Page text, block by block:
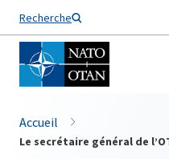
Recherche
Nom de famille*
Accueil